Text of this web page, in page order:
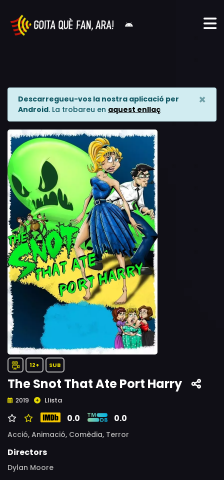
Descarregueu-vos la nostra aplicació per
Android. La trobareu en aquest enllaç
×
12+ SUB
The Snot That Ate Port Harry
2019 Llista
0.0 0.0
Acció, Animació, Comèdia, Terror
Directors
Dylan Moore